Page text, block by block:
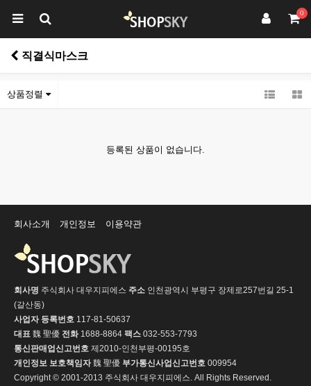
0
직결식마스크
상품정렬
등록된 상품이 없습니다.
회사소개 개인정보 이용약관
회사명 주식회사 대우지피에스 주소 인천광역시 부평구 장제로257번길 25-1
(갈산동)
사업자 등록번호 117-81-50637
대표 魏 聖優 전화1688-8864 팩스 032-553-7793
통신판매업신고번호 제2010-인천부평-00195호
개인정보 보호책임자魏 聖優 부가통신사업신고번호 009954
Copyright © 2001-2013 주식회사 대우지피에스. All Rights Reserved.